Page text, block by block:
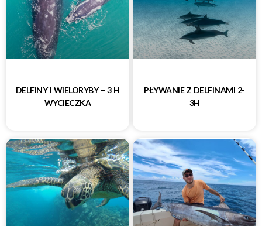
DELFINY I WIELORYBY – 3 H
WYCIECZKA
PŁYWANIE Z DELFINAMI 2-
3H